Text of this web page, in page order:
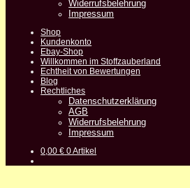
Widerrufsbelehrung
Impressum
Shop
Kundenkonto
Ebay-Shop
Willkommen im Stoffzauberland
Echtheit von Bewertungen
Blog
Rechtliches
Datenschutzerklärung
AGB
Widerrufsbelehrung
Impressum
0,00€ 0 Artikel